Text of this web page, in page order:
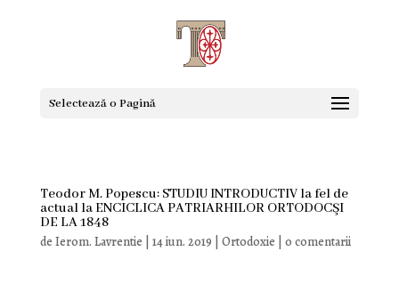
Selectează o Pagină
Teodor M. Popescu: STUDIU INTRODUCTIV la fel de
actual la ENCICLICA PATRIARHILOR ORTODOCŞI
DE LA 1848
de Ierom. Lavrentie 14 iun. 2019 Ortodoxie 0 comentarii